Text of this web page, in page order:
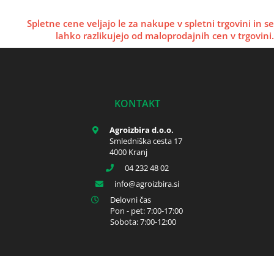
Spletne cene veljajo le za nakupe v spletni trgovini in se
lahko razlikujejo od maloprodajnih cen v trgovini.
KONTAKT
Agroizbira d.o.o.
Smledniška cesta 17
4000 Kranj
04 232 48 02
info
agroizbira.si
Delovni čas
Pon - pet: 7:00-17:00
Sobota: 7:00-12:00